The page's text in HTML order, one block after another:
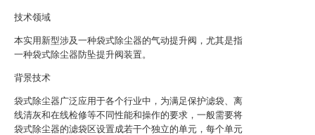
技术领域
本实用新型涉及一种袋式除尘器的气动提升阀，尤其是指
一种袋式除尘器防坠提升阀装置。
背景技术
袋式除尘器广泛应用于各个行业中，为满足保护滤袋、离
线清灰和在线检修等不同性能和操作的要求，一般需要将
袋式除尘器的滤袋区设置成若干个独立的单元，每个单元